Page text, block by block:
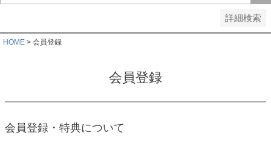
詳細検索
HOME 会員登録
会員登録
会員登録・特典について